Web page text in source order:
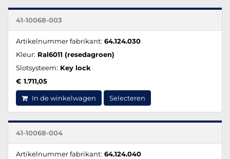
41-10068-003
Artikelnummer fabrikant: 64.124.030
Kleur: Ral6011 (resedagroen)
Slotsysteem: Key lock
€ 1.711,05
In de winkelwagen Selecteren
41-10068-004
Artikelnummer fabrikant: 64.124.040